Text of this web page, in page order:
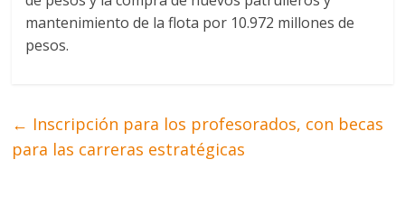
mantenimiento de la flota por 10.972 millones de
pesos.
← Inscripción para los profesorados, con becas
para las carreras estratégicas